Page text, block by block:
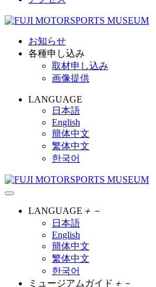
お知らせ
各種申し込み
取材申し込み
画像提供
LANGUAGE
日本語
English
簡体中文
繁体中文
한국어
LANGUAGE ＋ －
日本語
English
簡体中文
繁体中文
한국어
ミュージアムガイド ＋ －